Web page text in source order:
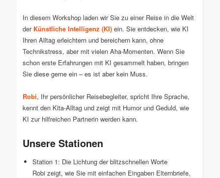
In diesem Workshop laden wir Sie zu einer Reise in die Welt
der Künstliche Intelligenz (KI)ein. Sie entdecken, wie KI
Ihren Alltag erleichtern und bereichern kann, ohne
Technikstress, aber mit vielen Aha-Momenten. Wenn Sie
schon erste Erfahrungen mit KI gesammelt haben, bringen
Sie diese gerne ein – es ist aber kein Muss.
Robi, Ihr persönlicher Reisebegleiter, spricht Ihre Sprache,
kennt den Kita-Alltag und zeigt mit Humor und Geduld, wie
KI zur hilfreichen Partnerin werden kann.
Unsere Stationen
Station 1: Die Lichtung der blitzschnellen Worte
Robi zeigt, wie Sie mit einfachen Eingaben Elternbriefe,